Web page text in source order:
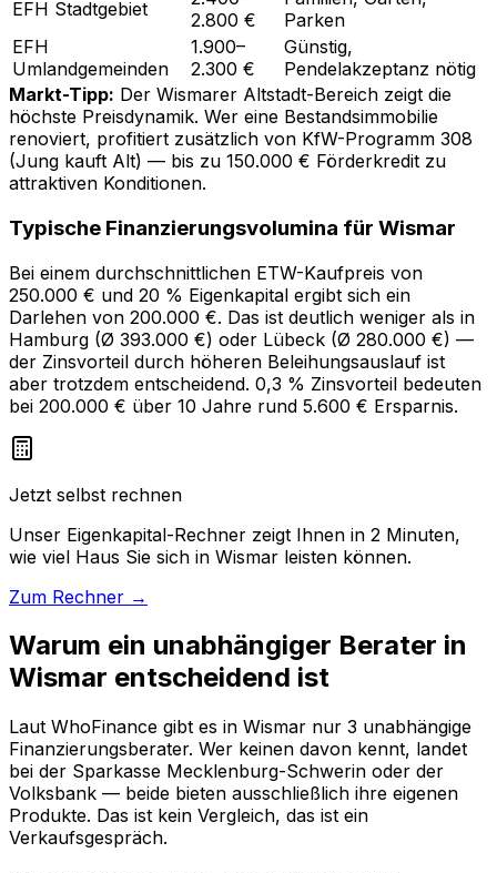
EFH Stadtgebiet
2.800 €
Parken
EFH
Umlandgemeinden
1.900–
2.300 €
Günstig,
Pendelakzeptanz nötig
Markt-Tipp: Der Wismarer Altstadt-Bereich zeigt die
höchste Preisdynamik. Wer eine Bestandsimmobilie
renoviert, profitiert zusätzlich von KfW-Programm 308
(Jung kauft Alt) — bis zu 150.000 € Förderkredit zu
attraktiven Konditionen.
Typische Finanzierungsvolumina für Wismar
Bei einem durchschnittlichen ETW-Kaufpreis von
250.000 € und 20 % Eigenkapital ergibt sich ein
Darlehen von 200.000 €. Das ist deutlich weniger als in
Hamburg (Ø 393.000 €) oder Lübeck (Ø 280.000 €) —
der Zinsvorteil durch höheren Beleihungsauslauf ist
aber trotzdem entscheidend. 0,3 % Zinsvorteil bedeuten
bei 200.000 € über 10 Jahre rund 5.600 € Ersparnis.
Jetzt selbst rechnen
Unser Eigenkapital-Rechner zeigt Ihnen in 2 Minuten,
wie viel Haus Sie sich in Wismar leisten können.
Zum Rechner →
Warum ein unabhängiger Berater in
Wismar entscheidend ist
Laut WhoFinance gibt es in Wismar nur 3 unabhängige
Finanzierungsberater. Wer keinen davon kennt, landet
bei der Sparkasse Mecklenburg-Schwerin oder der
Volksbank — beide bieten ausschließlich ihre eigenen
Produkte. Das ist kein Vergleich, das ist ein
Verkaufsgespräch.